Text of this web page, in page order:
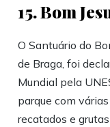
15. Bom
O Santuário do
de Braga, foi
Mundial pela
parque com
recatados e